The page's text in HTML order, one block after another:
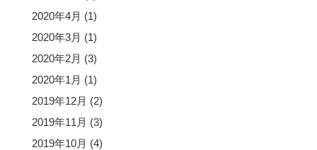
2020年4月 (1)
2020年3月 (1)
2020年2月 (3)
2020年1月 (1)
2019年12月 (2)
2019年11月 (3)
2019年10月 (4)